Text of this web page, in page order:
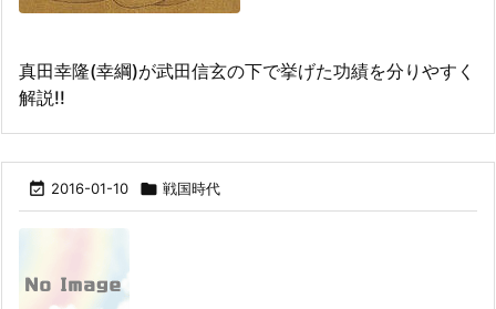
真田幸隆(幸綱)が武田信玄の下で挙げた功績を分りやすく
解説!!
 2016-01-10  戦国時代